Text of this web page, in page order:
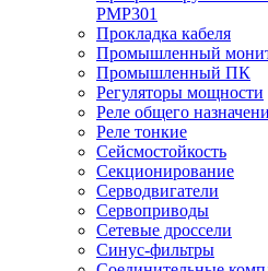
PMP301
Прокладка кабеля
Промышленный
Промышленный ПК
Регуляторы мощности
Реле общего
Реле тонкие
Сейсмостойкость
Секционирование
Серводвигатели
Сервоприводы
Сетевые дроссели
Синус-фильтры